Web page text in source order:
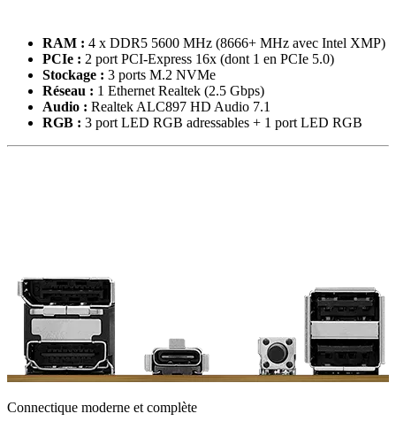
RAM : 4 x DDR5 5600 MHz (8666+ MHz avec Intel XMP)
PCIe : 2 port PCI-Express 16x (dont 1 en PCIe 5.0)
Stockage : 3 ports M.2 NVMe
Réseau : 1 Ethernet Realtek (2.5 Gbps)
Audio : Realtek ALC897 HD Audio 7.1
RGB : 3 port LED RGB adressables + 1 port LED RGB
Connectique moderne et complète